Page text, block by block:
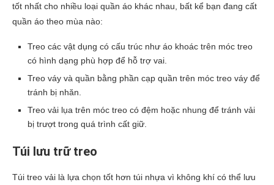
tốt nhất cho nhiều loại quần áo khác nhau, bất kể bạn đang cất
quần áo theo mùa nào:
Treo các vật dụng có cấu trúc như áo khoác trên móc treo
có hình dạng phù hợp để hỗ trợ vai.
Treo váy và quần bằng phần cạp quần trên móc treo váy để
tránh bị nhăn.
Treo vải lụa trên móc treo có đệm hoặc nhung để tránh vải
bị trượt trong quá trình cất giữ.
Túi lưu trữ treo
Túi treo vải là lựa chọn tốt hơn túi nhựa vì không khí có thể lưu